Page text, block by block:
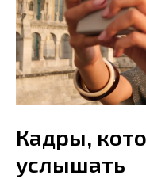
Кадры,
услышать